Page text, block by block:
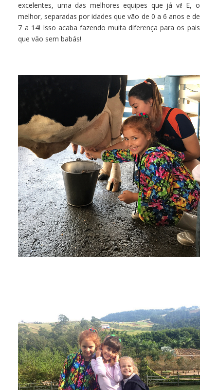
excelentes, uma das melhores equipes que já vi! E, o
melhor, separadas por idades que vão de 0 a 6 anos e de
7 a 14! Isso acaba fazendo muita diferença para os pais
que vão sem babás!